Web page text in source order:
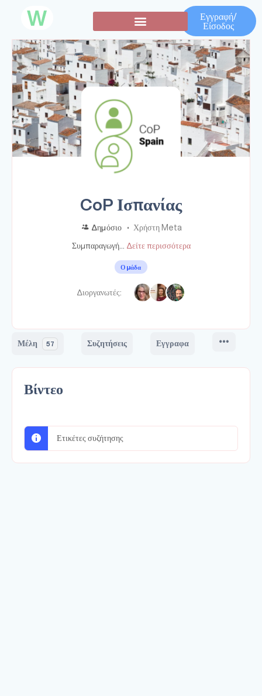
W
Εγγραφή/
Είσοδος
CoP Ισπανίας
Δημόσιο Χρήστη Meta
Συμπαραγωγή... Δείτε περισσότερα
Ομάδα
Διοργανωτές:
Μέλη 57 Συζητήσεις Εγγραφα
Βίντεο
Ετικέτες συζήτησης